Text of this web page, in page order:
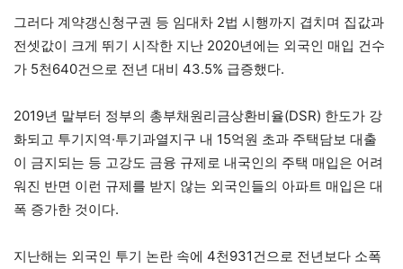
그러다 계약갱신청구권 등 임대차 2법 시행까지 겹치며 집값과
전셋값이 크게 뛰기 시작한 지난 2020년에는 외국인 매입 건수
가 5천640건으로 전년 대비 43.5% 급증했다.
2019년 말부터 정부의 총부채원리금상환비율(DSR) 한도가 강
화되고 투기지역·투기과열지구 내 15억원 초과 주택담보 대출
이 금지되는 등 고강도 금융 규제로 내국인의 주택 매입은 어려
워진 반면 이런 규제를 받지 않는 외국인들의 아파트 매입은 대
폭 증가한 것이다.
지난해는 외국인 투기 논란 속에 4천931건으로 전년보다 소폭